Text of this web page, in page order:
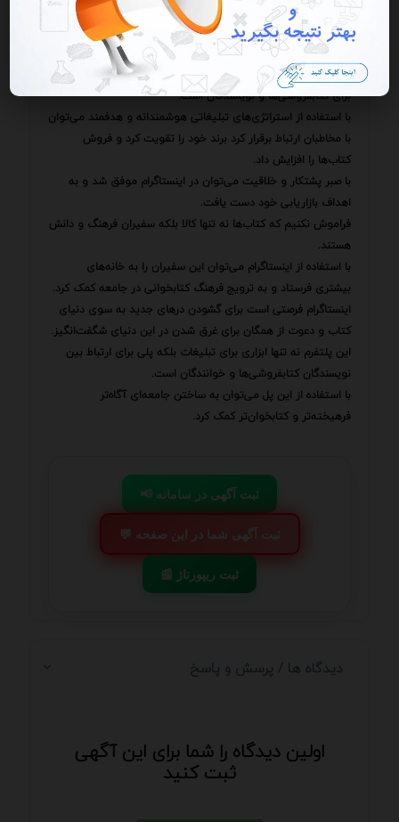
استفاده از رنگ‌های جذاب فونت‌های مناسب و طراحی‌های خلاقانه
می‌تواند به ایجاد یک صفحه اینستاگرامی حرفه‌ای و جذاب کمک
باید تاکید کرد که تبلیغات در اینستاگرام یک سرمایه‌گذاری ارزشمند
برای کتابفروشی‌ها و نویسندگان است.
با استفاده از استراتژی‌های تبلیغاتی هوشمندانه و هدفمند می‌توان
با مخاطبان ارتباط برقرار کرد برند خود را تقویت کرد و فروش
کتاب‌ها را افزایش داد.
با صبر پشتکار و خلاقیت می‌توان در اینستاگرام موفق شد و به
اهداف بازاریابی خود دست یافت.
فراموش نکنیم که کتاب‌ها نه تنها کالا بلکه سفیران فرهنگ و دانش
هستند.
با استفاده از اینستاگرام می‌توان این سفیران را به خانه‌های
بیشتری فرستاد و به ترویج فرهنگ کتابخوانی در جامعه کمک کرد.
اینستاگرام فرصتی است برای گشودن درهای جدید به سوی دنیای
کتاب و دعوت از همگان برای غرق شدن در این دنیای شگفت‌انگیز.
این پلتفرم نه تنها ابزاری برای تبلیغات بلکه پلی برای ارتباط بین
نویسندگان کتابفروشی‌ها و خوانندگان است.
با استفاده از این پل می‌توان به ساختن جامعه‌ای آگاه‌تر
فرهیخته‌تر و کتابخوان‌تر کمک کرد.
📢 ثبت آگهی در سامانه
💬 ثبت آگهی شما در این صفحه
📰 ثبت ریپورتاژ
دیدگاه ها / پرسش و پاسخ
اولین دیدگاه را شما برای این آگهی
ثبت کنید